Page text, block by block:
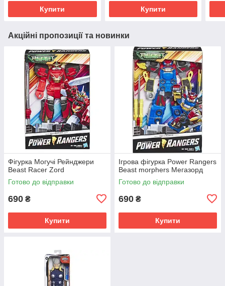
Купити Купити
Акційні пропозиції та новинки
Фігурка Могучі Рейнджери
Beast Racer Zord
Готово до відправки
690 ₴
Купити
Ігрова фігурка Power Rangers
Beast morphers Мегазорд
Готово до відправки
690 ₴
Купити